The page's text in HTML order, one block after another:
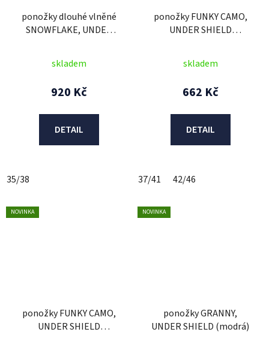
ponožky dlouhé vlněné
SNOWFLAKE, UNDER
skladem
920 Kč
DETAIL
35/38
ponožky FUNKY CAMO,
UNDER SHIELD
skladem
662 Kč
DETAIL
37/41 42/46
NOVINKA
ponožky FUNKY CAMO,
UNDER SHIELD
NOVINKA
ponožky GRANNY,
UNDER SHIELD (modrá)